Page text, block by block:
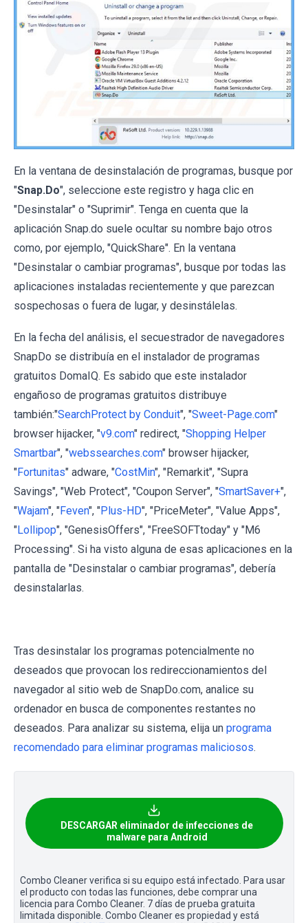
En la ventana de desinstalación de programas, busque por
"Snap.Do", seleccione este registro y haga clic en
"Desinstalar" o "Suprimir". Tenga en cuenta que la
aplicación Snap.do suele ocultar su nombre bajo otros
como, por ejemplo, "QuickShare". En la ventana
"Desinstalar o cambiar programas", busque por todas las
aplicaciones instaladas recientemente y que parezcan
sospechosas o fuera de lugar, y desinstálelas.
En la fecha del análisis, el secuestrador de navegadores
SnapDo se distribuía en el instalador de programas
gratuitos DomaIQ. Es sabido que este instalador
engañoso de programas gratuitos distribuye
también:"SearchProtect by Conduit", "Sweet-Page.com"
browser hijacker, "v9.com" redirect, "Shopping Helper
Smartbar", "webssearches.com" browser hijacker,
"Fortunitas" adware, "CostMin", "Remarkit", "Supra
Savings", "Web Protect", "Coupon Server", "SmartSaver+",
"Wajam", "Feven", "Plus-HD", "PriceMeter", "Value Apps",
"Lollipop", "GenesisOffers", "FreeSOFTtoday" y "M6
Processing". Si ha visto alguna de esas aplicaciones en la
pantalla de "Desinstalar o cambiar programas", debería
desinstalarlas.
Tras desinstalar los programas potencialmente no
deseados que provocan los redireccionamientos del
navegador al sitio web de SnapDo.com, analice su
ordenador en busca de componentes restantes no
deseados. Para analizar su sistema, elija un programa
recomendado para eliminar programas maliciosos.
DESCARGAR eliminador de infecciones de
malware para Android
Combo Cleaner verifica si su equipo está infectado. Para usar
el producto con todas las funciones, debe comprar una
licencia para Combo Cleaner. 7 días de prueba gratuita
limitada disponible. Combo Cleaner es propiedad y está